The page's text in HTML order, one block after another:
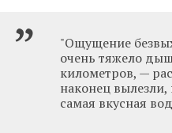
"Ощущение
очень тяжело
километров, —
наконец
самая вкусная